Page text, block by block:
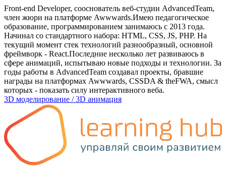
Front-end Developer, сооснователь веб-студии AdvancedTeam,
член жюри на платформе Awwwards.Имею педагогическое
образование, программированием занимаюсь с 2013 года.
Начинал со стандартного набора: HTML, CSS, JS, PHP. На
текущий момент стек технологий разнообразный, основной
фреймворк - React.Последние несколько лет развиваюсь в
сфере анимаций, испытываю новые подходы и технологии. За
годы работы в AdvancedTeam создавал проекты, бравшие
награды на платформах Awwwards, CSSDA & theFWA, смысл
которых - показать силу интерактивного веба.
3D моделирование / 3D анимация